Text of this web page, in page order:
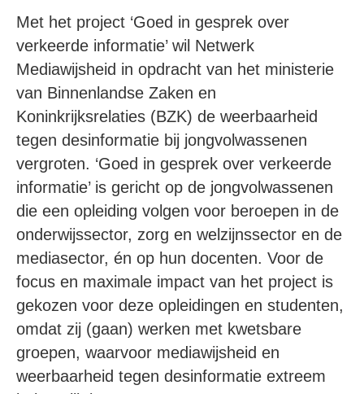
Met het project ‘Goed in gesprek over
verkeerde informatie’ wil Netwerk
Mediawijsheid in opdracht van het ministerie
van Binnenlandse Zaken en
Koninkrijksrelaties (BZK) de weerbaarheid
tegen desinformatie bij jongvolwassenen
vergroten. ‘Goed in gesprek over verkeerde
informatie’ is gericht op de jongvolwassenen
die een opleiding volgen voor beroepen in de
onderwijssector, zorg en welzijnssector en de
mediasector, én op hun docenten. Voor de
focus en maximale impact van het project is
gekozen voor deze opleidingen en studenten,
omdat zij (gaan) werken met kwetsbare
groepen, waarvoor mediawijsheid en
weerbaarheid tegen desinformatie extreem